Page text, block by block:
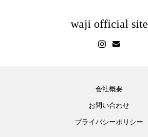
waji official site
会社概要
お問い合わせ
プライバシーポリシー